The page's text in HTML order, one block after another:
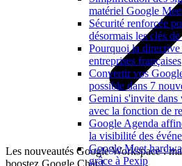
matériel Google
Sécurité renforcée
désormais les clés
Pourquoi la
entreprises françaises
Convertir vos
possible dans 7
Gemini s'invite dans
avec la fonction de
Google Agenda
la visibilité des
Google Meet
grâce à Pexip
Les nouveautés Google Workspace :
boostez Google Chat !